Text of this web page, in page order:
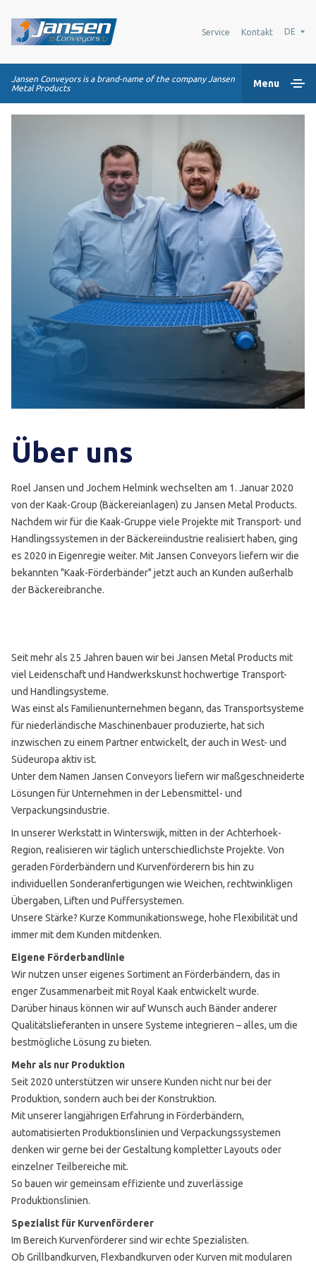
Service Kontakt DE
Jansen Conveyors is a brand-name of the company Jansen
Metal Products
Menu
Kunststoff-Modulbänder
Industrie-Lösungen
Über uns
Roel Jansen und Jochem Helmink wechselten am 1. Januar 2020
von der Kaak-Group (Bäckereianlagen) zu Jansen Metal Products.
Nachdem wir für die Kaak-Gruppe viele Projekte mit Transport- und
Handlingssystemen in der Bäckereiindustrie realisiert haben, ging
es 2020 in Eigenregie weiter. Mit Jansen Conveyors liefern wir die
bekannten "Kaak-Förderbänder" jetzt auch an Kunden außerhalb
der Bäckereibranche.
Seit mehr als 25 Jahren bauen wir bei Jansen Metal Products mit
viel Leidenschaft und Handwerkskunst hochwertige Transport-
und Handlingsysteme.
Was einst als Familienunternehmen begann, das Transportsysteme
für niederländische Maschinenbauer produzierte, hat sich
inzwischen zu einem Partner entwickelt, der auch in West- und
Südeuropa aktiv ist.
Unter dem Namen Jansen Conveyors liefern wir maßgeschneiderte
Lösungen für Unternehmen in der Lebensmittel- und
Verpackungsindustrie.
In unserer Werkstatt in Winterswijk, mitten in der Achterhoek-
Region, realisieren wir täglich unterschiedlichste Projekte. Von
geraden Förderbändern und Kurvenförderern bis hin zu
individuellen Sonderanfertigungen wie Weichen, rechtwinkligen
Übergaben, Liften und Puffersystemen.
Unsere Stärke? Kurze Kommunikationswege, hohe Flexibilität und
immer mit dem Kunden mitdenken.
Eigene Förderbandlinie
Wir nutzen unser eigenes Sortiment an Förderbändern, das in
enger Zusammenarbeit mit Royal Kaak entwickelt wurde.
Darüber hinaus können wir auf Wunsch auch Bänder anderer
Qualitätslieferanten in unsere Systeme integrieren – alles, um die
bestmögliche Lösung zu bieten.
Mehr als nur Produktion
Seit 2020 unterstützen wir unsere Kunden nicht nur bei der
Produktion, sondern auch bei der Konstruktion.
Mit unserer langjährigen Erfahrung in Förderbändern,
automatisierten Produktionslinien und Verpackungssystemen
denken wir gerne bei der Gestaltung kompletter Layouts oder
einzelner Teilbereiche mit.
So bauen wir gemeinsam effiziente und zuverlässige
Produktionslinien.
Spezialist für Kurvenförderer
Im Bereich Kurvenförderer sind wir echte Spezialisten.
Ob Grillbandkurven, Flexbandkurven oder Kurven mit modularen